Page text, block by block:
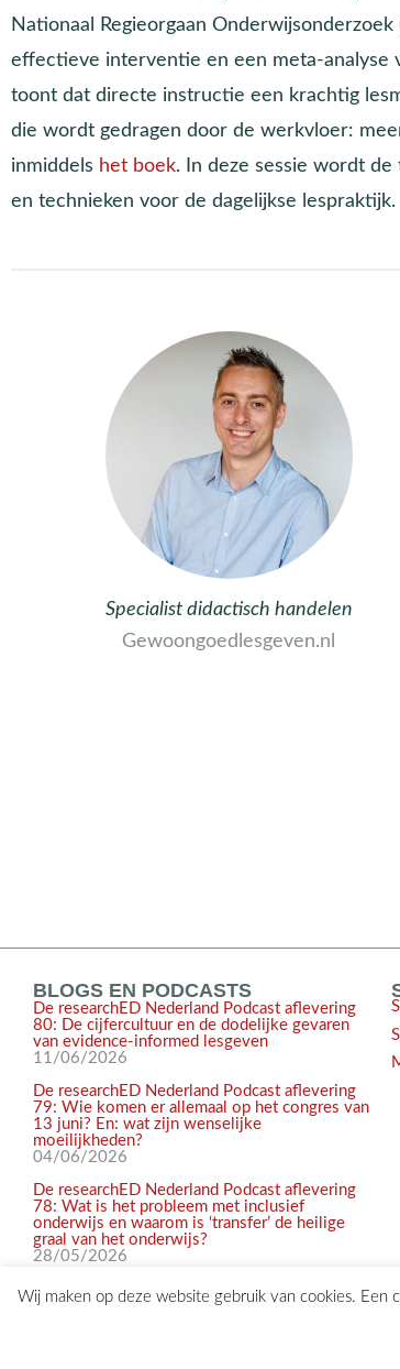
Nationaal Regieorgaan
effectieve interventie en een meta-analyse
toont dat directe instructie een krachtig
die wordt gedragen door de werkvloer:
inmiddels het boek. In deze sessie wordt
en technieken voor de dagelijkse lespraktijk.
Specialist didactisch handelen
Gewoongoedlesgeven.nl
BLOGS EN PODCASTS
De researchED Nederland Podcast aflevering
80: De cijfercultuur en de dodelijke gevaren
van evidence-informed lesgeven
11/06/2026
De researchED Nederland Podcast aflevering
79: Wie komen er allemaal op het congres van
13 juni? En: wat zijn wenselijke
moeilijkheden?
04/06/2026
De researchED Nederland Podcast aflevering
78: Wat is het probleem met inclusief
onderwijs en waarom is ‘transfer’ de heilige
graal van het onderwijs?
28/05/2026
Wij maken op deze website gebruik van cookies. Een